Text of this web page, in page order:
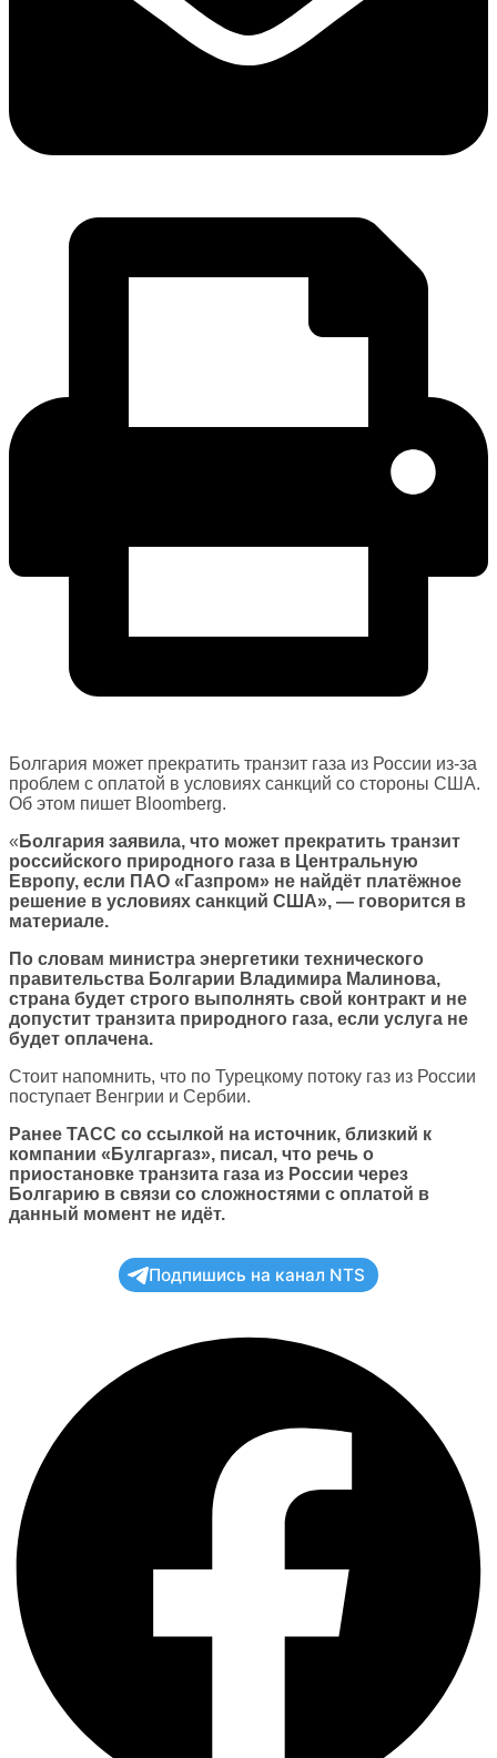
Болгария может прекратить транзит газа из России из-за
проблем с оплатой в условиях санкций со стороны США.
Об этом пишет Bloomberg.
« Болгария заявила, что может прекратить транзит
российского природного газа в Центральную
Европу, если ПАО «Газпром» не найдёт платёжное
решение в условиях санкций США», — говорится в
материале.
По словам министра энергетики технического
правительства Болгарии Владимира Малинова,
страна будет строго выполнять свой контракт и не
допустит транзита природного газа, если услуга не
будет оплачена.
Стоит напомнить, что по Турецкому потоку газ из России
поступает Венгрии и Сербии.
Ранее ТАСС со ссылкой на источник, близкий к
компании «Булгаргаз», писал, что речь о
приостановке транзита газа из России через
Болгарию в связи со сложностями с оплатой в
данный момент не идёт.
Подпишись на канал NTS